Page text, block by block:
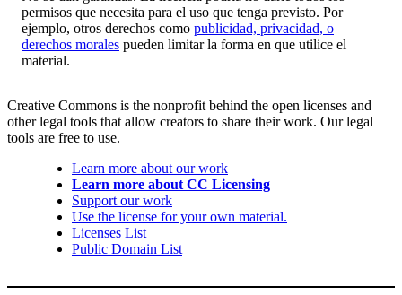
permisos que necesita para el uso que tenga previsto. Por
ejemplo, otros derechos como publicidad, privacidad, o
derechos morales pueden limitar la forma en que utilice el
material.
Creative Commons is the nonprofit behind the open licenses and
other legal tools that allow creators to share their work. Our legal
tools are free to use.
Learn more about our work
Learn more about CC Licensing
Support our work
Use the license for your own material.
Licenses List
Public Domain List